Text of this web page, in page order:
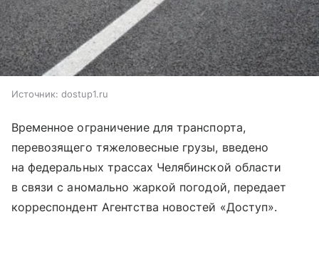
Источник: dostup1.ru
Временное ограничение для транспорта,
перевозящего тяжеловесные грузы, введено
на федеральных трассах Челябинской области
в связи с аномально жаркой погодой, передает
корреспондент Агентства новостей «Доступ».